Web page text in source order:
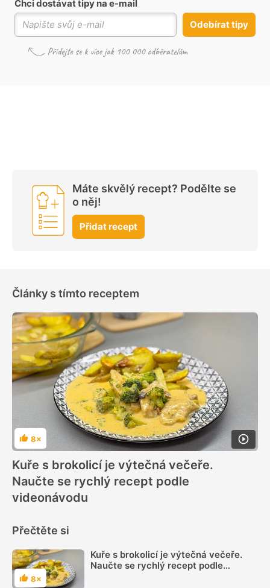
Chci dostávat tipy na e-mail
Odebírat tipy
Máte skvělý recept? Podělte se
o něj!
Přidat recept
Články s tímto receptem
Hodnocení
8×
Kuře s brokolicí je výtečná večeře.
Naučte se rychlý recept podle
videonávodu
Přečtěte si
Hodnocení
8×
Kuře s brokolicí je výtečná večeře.
Naučte se rychlý recept podle